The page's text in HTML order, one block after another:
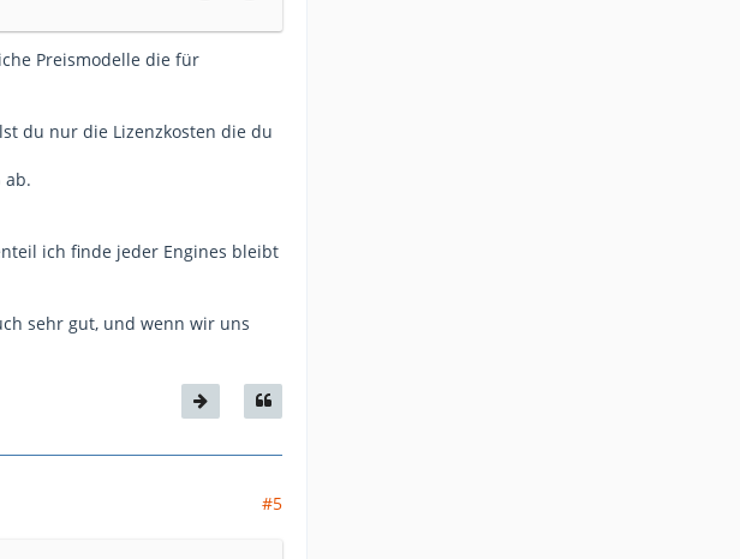
Preismodelle die für
du nur die Lizenzkosten die du
ab.
ich finde jeder Engines bleibt
sehr gut, und wenn wir uns
#5